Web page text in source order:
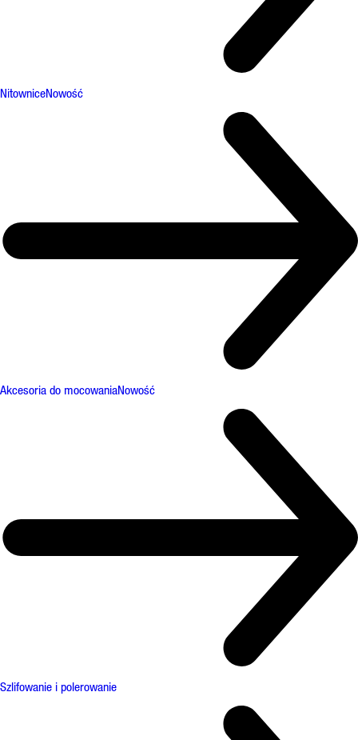
NitowniceNowość
Akcesoria do mocowaniaNowość
Szlifowanie i polerowanie